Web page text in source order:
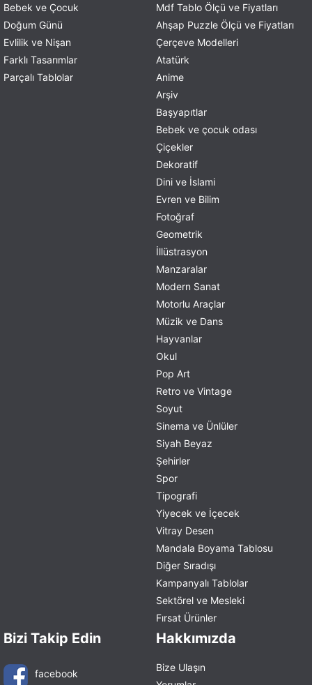
Bebek ve Çocuk
Doğum Günü
Evlilik ve Nişan
Farklı Tasarımlar
Parçalı Tablolar
Mdf Tablo Ölçü ve Fiyatları
Ahşap Puzzle Ölçü ve Fiyatları
Çerçeve Modelleri
Atatürk
Anime
Arşiv
Başyapıtlar
Bebek ve çocuk odası
Çiçekler
Dekoratif
Dini ve İslami
Evren ve Bilim
Fotoğraf
Geometrik
İllüstrasyon
Manzaralar
Modern Sanat
Motorlu Araçlar
Müzik ve Dans
Hayvanlar
Okul
Pop Art
Retro ve Vintage
Soyut
Sinema ve Ünlüler
Siyah Beyaz
Şehirler
Spor
Tipografi
Yiyecek ve İçecek
Vitray Desen
Mandala Boyama Tablosu
Diğer Sıradışı
Kampanyalı Tablolar
Sektörel ve Mesleki
Fırsat Ürünler
Bizi Takip Edin
facebook
Hakkımızda
Bize Ulaşın